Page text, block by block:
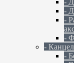
-
-
-
-
-
-